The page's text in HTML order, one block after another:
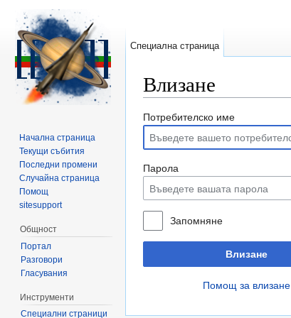
Влизане
Потребителско име
Парола
Запомняне
Влизане
Помощ за влизане
Специална страница
Начална страница
Текущи събития
Последни промени
Случайна страница
Помощ
sitesupport
Общност
Портал
Разговори
Гласувания
Инструменти
Специални страници